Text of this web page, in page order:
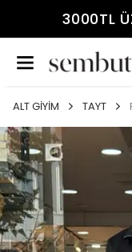
3000TL
ALT GİYİM TAYT